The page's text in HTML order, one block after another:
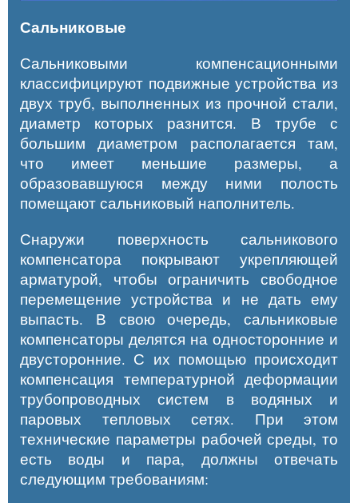
Сальниковые
Сальниковыми компенсационными
классифицируют подвижные устройства из
двух труб, выполненных из прочной стали,
диаметр которых разнится. В трубе с
большим диаметром располагается там,
что имеет меньшие размеры, а
образовавшуюся между ними полость
помещают сальниковый наполнитель.
Снаружи поверхность сальникового
компенсатора покрывают укрепляющей
арматурой, чтобы ограничить свободное
перемещение устройства и не дать ему
выпасть. В свою очередь, сальниковые
компенсаторы делятся на односторонние и
двусторонние. С их помощью происходит
компенсация температурной деформации
трубопроводных систем в водяных и
паровых тепловых сетях. При этом
технические параметры рабочей среды, то
есть воды и пара, должны отвечать
следующим требованиям: